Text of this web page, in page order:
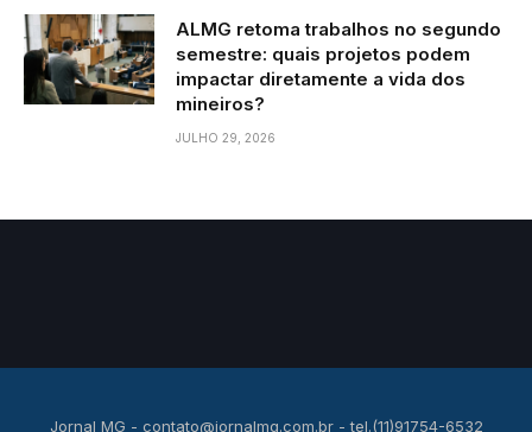
ALMG retoma trabalhos no segundo
semestre: quais projetos podem
impactar diretamente a vida dos
mineiros?
JULHO 29, 2026
Jornal MG - contato@jornalmg.com.br- tel.(11)91754-6532